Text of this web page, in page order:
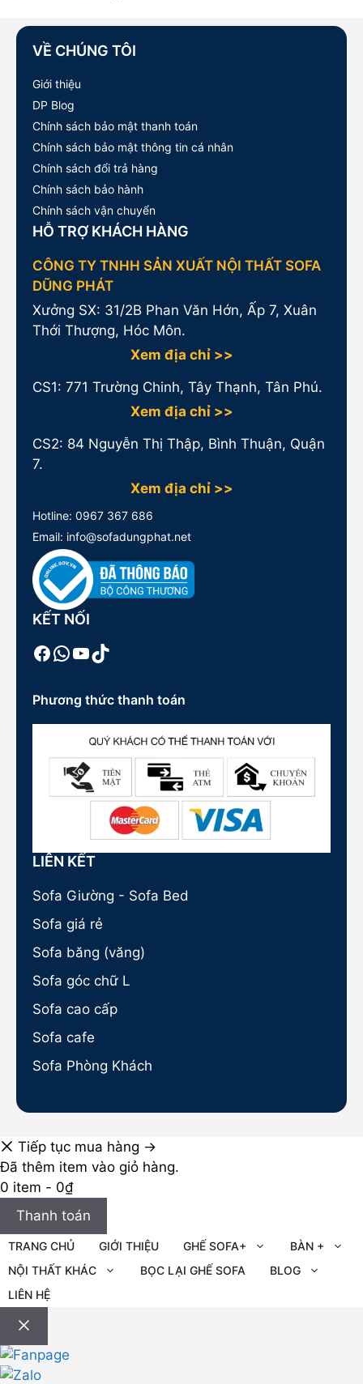
VỀ CHÚNG TÔI
Giới thiệu
DP Blog
Chính sách bảo mật thanh toán
Chính sách bảo mật thông tin cá nhân
Chính sách đổi trả hàng
Chính sách bảo hành
Chính sách vận chuyển
HỖ TRỢ KHÁCH HÀNG
CÔNG TY TNHH SẢN XUẤT NỘI THẤT SOFA
DŨNG PHÁT
Xưởng SX: 31/2B Phan Văn Hớn, Ấp 7, Xuân
Thới Thượng, Hóc Môn.
Xem địa chỉ >>
CS1: 771 Trường Chinh, Tây Thạnh, Tân Phú.
Xem địa chỉ >>
CS2: 84 Nguyễn Thị Thập, Bình Thuận, Quận
7.
Xem địa chỉ >>
Hotline: 0967 367 686
Email: info@sofadungphat.net
KẾT NỐI
Facebook
WhatsApp
Youtube
TikTok
Phương thức thanh toán
LIÊN KẾT
Sofa Giường - Sofa Bed
Sofa giá rẻ
Sofa băng (văng)
Sofa góc chữ L
Sofa cao cấp
Sofa cafe
Sofa Phòng Khách
Tiếp tục mua hàng →
Đã thêm item vào giỏ hàng.
0 item - 0₫
Thanh toán
TRANG CHỦ GIỚI THIỆU GHẾ SOFA+
BÀN +
NỘI THẤT KHÁC
BỌC LẠI GHẾ SOFA
BLOG
LIÊN HỆ
Đóng